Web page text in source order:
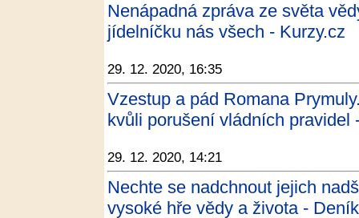
Nenápadná zpráva ze světa
jídelníčku nás všech - Kurzy.cz
29. 12. 2020, 16:35
Vzestup a pád Romana
kvůli porušení vládních pravidel
29. 12. 2020, 14:21
Nechte se nadchnout jejich
vysoké hře vědy a života -